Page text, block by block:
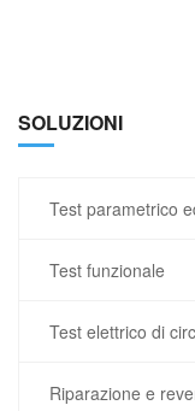
SOLUZIONI
Test parametrico
Test funzionale
Test elettrico di
Riparazione e